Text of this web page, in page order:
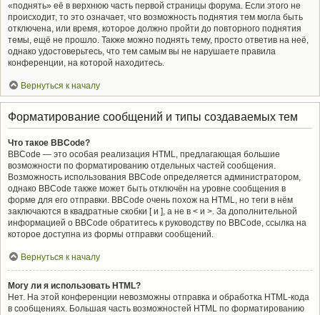
«поднять» её в верхнюю часть первой страницы форума. Если этого не
происходит, то это означает, что возможность поднятия тем могла быть
отключена, или время, которое должно пройти до повторного поднятия
темы, ещё не прошло. Также можно поднять тему, просто ответив на неё,
однако удостоверьтесь, что тем самым вы не нарушаете правила
конференции, на которой находитесь.
Вернуться к началу
Форматирование сообщений и типы создаваемых тем
Что такое BBCode?
BBCode — это особая реализация HTML, предлагающая большие
возможности по форматированию отдельных частей сообщения.
Возможность использования BBCode определяется администратором,
однако BBCode также может быть отключён на уровне сообщения в
форме для его отправки. BBCode очень похож на HTML, но теги в нём
заключаются в квадратные скобки [ и ], а не в < и >. За дополнительной
информацией о BBCode обратитесь к руководству по BBCode, ссылка на
которое доступна из формы отправки сообщений.
Вернуться к началу
Могу ли я использовать HTML?
Нет. На этой конференции невозможны отправка и обработка HTML-кода
в сообщениях. Большая часть возможностей HTML по форматированию